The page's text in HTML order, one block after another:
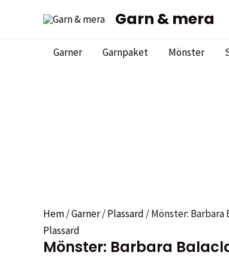
Garn & mera
Garner Garnpaket Mönster
Hem/Garner/Plassard / Mönster:
Plassard
Mönster: Barbara